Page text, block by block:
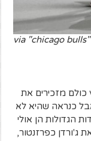
via "chicago
כולם מזכירים את
כנראה שהיא לא
הגדולות הן אולי
ג'ורדן כפרזנטור,